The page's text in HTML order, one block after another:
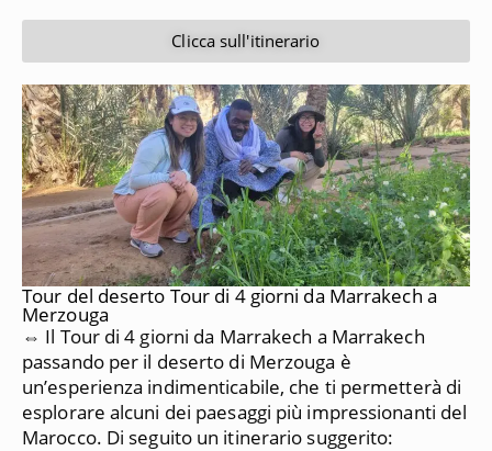
Clicca sull'itinerario
Tour del deserto Tour di 4 giorni da Marrakech a
Merzouga
⇔ Il Tour di 4 giorni da Marrakech a Marrakech
passando per il deserto di Merzouga è
un’esperienza indimenticabile, che ti permetterà di
esplorare alcuni dei paesaggi più impressionanti del
Marocco. Di seguito un itinerario suggerito: